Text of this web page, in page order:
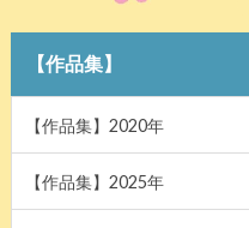
【作品集】
【作品集】2020年
【作品集】2025年